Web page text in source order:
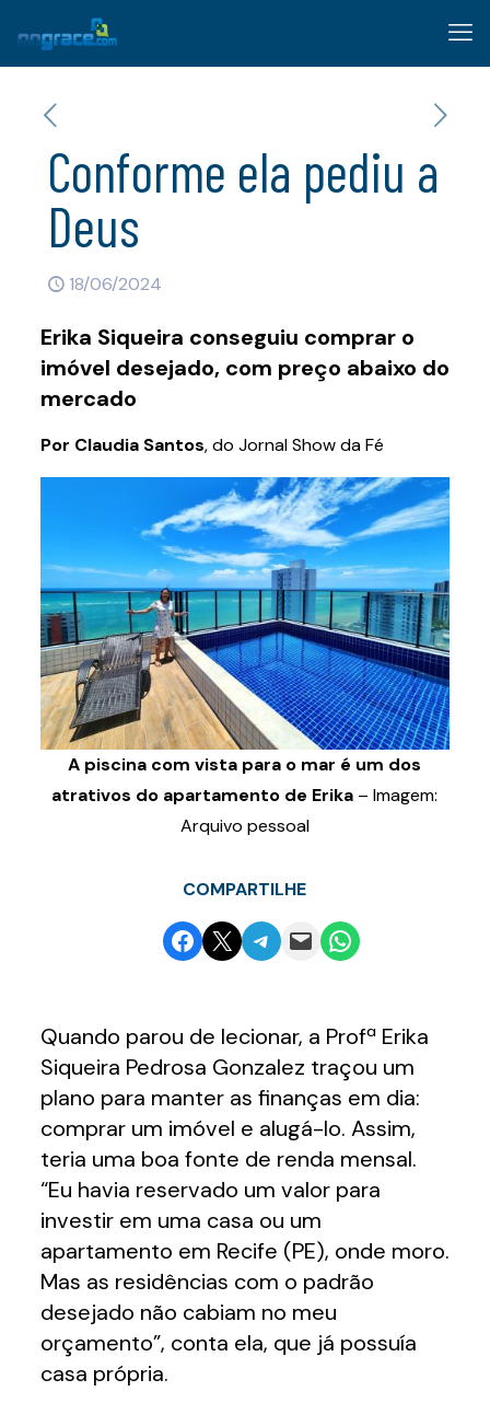
Conforme ela pediu a
Deus
18/06/2024
Erika Siqueira conseguiu comprar o
imóvel desejado, com preço abaixo do
mercado
Por Claudia Santos, do Jornal Show da Fé
A piscina com vista para o mar é um dos
atrativos do apartamento de Erika – Imagem:
Arquivo pessoal
COMPARTILHE
Share on Facebook
Email this PageShare on Telegram
Email this PageShare on WhatsApp
Quando parou de lecionar, a Profª Erika
Siqueira Pedrosa Gonzalez traçou um
plano para manter as finanças em dia:
comprar um imóvel e alugá-lo. Assim,
teria uma boa fonte de renda mensal.
“Eu havia reservado um valor para
investir em uma casa ou um
apartamento em Recife (PE), onde moro.
Mas as residências com o padrão
desejado não cabiam no meu
orçamento”, conta ela, que já possuía
casa própria.